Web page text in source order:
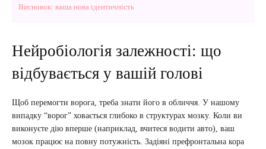
Висновок: ваша нова ідентичність
Нейробіологія залежності: що
відбувається у вашій голові
Щоб перемогти ворога, треба знати його в обличчя. У нашому
випадку “ворог” ховається глибоко в структурах мозку. Коли ви
виконуєте дію вперше (наприклад, вчитеся водити авто), ваш
мозок працює на повну потужність. Задіяні префронтальна кора